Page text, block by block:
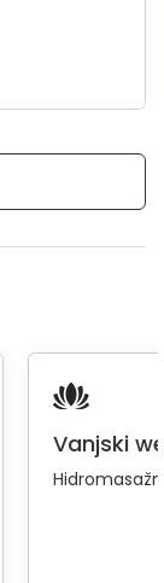
Vanjski